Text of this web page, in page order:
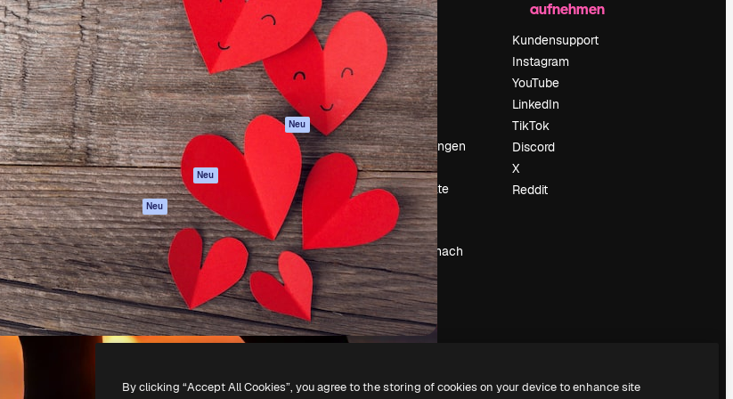
beste
als 1 Million
Unternehmen,
Spaces
KI-Assistent
KI-Bildgenerator
KI-Videogenerator
KI-
Stimmengenerator
Stock-Inhalte
MCP für
Claude/ChatGPT
Neu
Agenten Neu
API
Mobile App
Alle Magnific-Tools
Academy
Dokumentation
Support
AGB
Datenschutzerklärung
Originale Neu
Cookie-Richtlinie
Vertrauenszentrum
Partner
Unternehmen
Preise
Über uns
Reviews
Karriere
Suchtrends
Blog
Veranstaltungen
Slidesgo
Deine Inhalte
verkaufen
Pressesaal
Suchst du nach
magnific.ai
aufnehmen
Kundensupport
Instagram
YouTube
LinkedIn
TikTok
Discord
X
Reddit
Company S.L.U.Alle Rechte vorbehalten.
By clicking “Accept All Cookies”, you agree to the storing of cookies on your device to enhance site